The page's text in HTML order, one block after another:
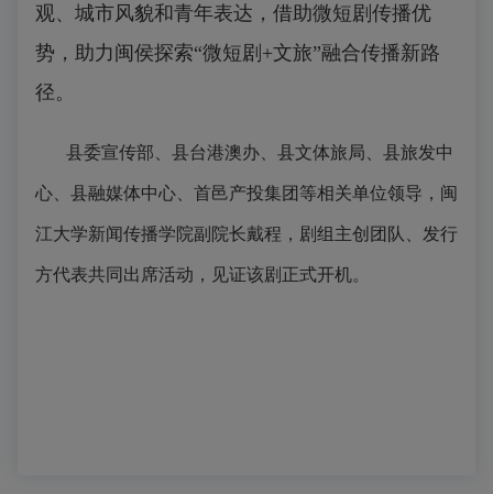
观、城市风貌和青年表达，借助微短剧传播优
势，助力闽侯探索“微短剧+文旅”融合传播新路
径。
县委宣传部、县台港澳办、县文体旅局、县旅发中
心、县融媒体中心、首邑产投集团等相关单位领导 ，闽
江大学新闻传播学院副院长戴程，剧组主创团队、发行
方代表共同出席活动，见证该剧正式开机。